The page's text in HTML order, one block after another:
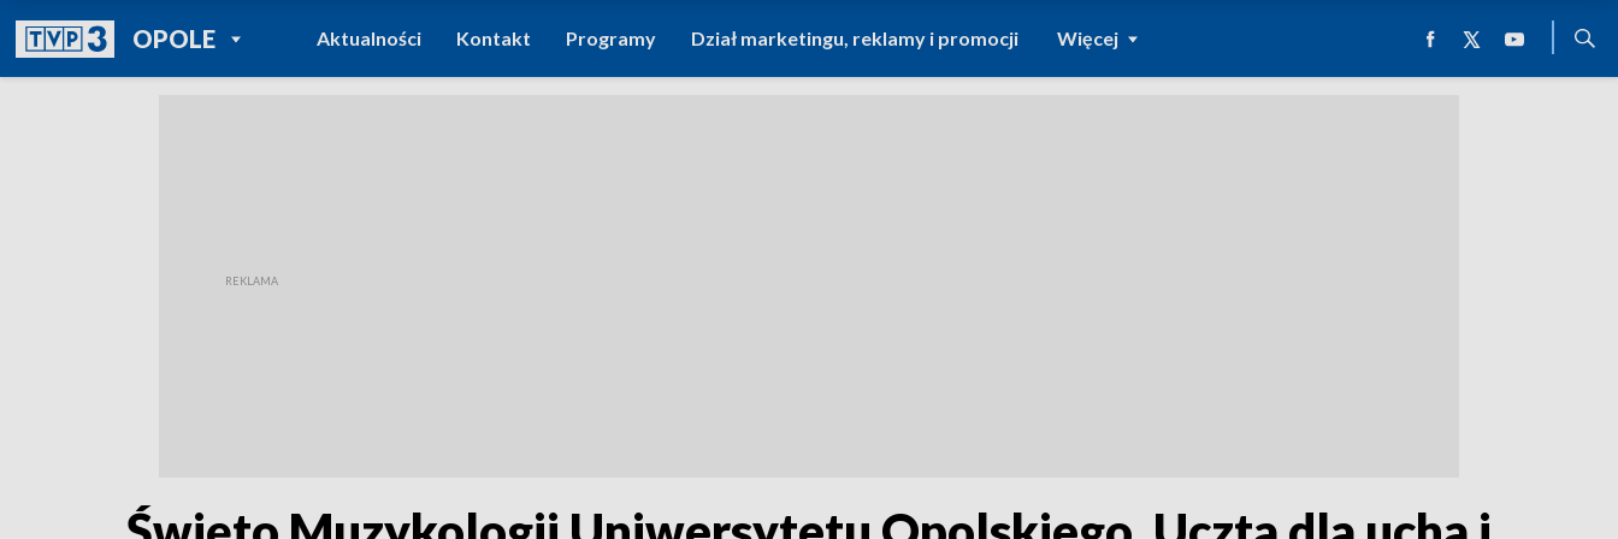
OPOLEPOWRÓT DO
TVP REGIONY
Aktualności Kontakt Programy Dział marketingu, reklamy i promocji Więcej